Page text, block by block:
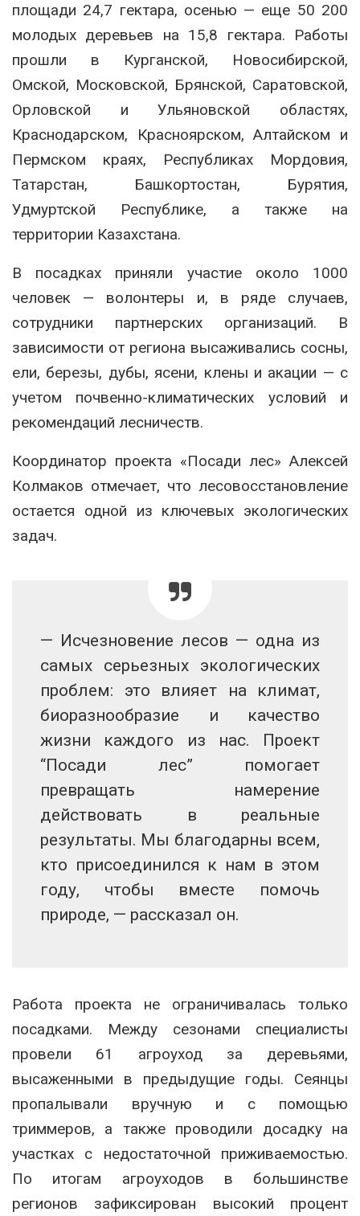
площади 24,7 гектара, осенью — еще 50 200
молодых деревьев на 15,8 гектара. Работы
прошли в Курганской, Новосибирской,
Омской, Московской, Брянской, Саратовской,
Орловской и Ульяновской областях,
Краснодарском, Красноярском, Алтайском и
Пермском краях, Республиках Мордовия,
Татарстан, Башкортостан, Бурятия,
Удмуртской Республике, а также на
территории Казахстана.
В посадках приняли участие около 1000
человек — волонтеры и, в ряде случаев,
сотрудники партнерских организаций. В
зависимости от региона высаживались сосны,
ели, березы, дубы, ясени, клены и акации — с
учетом почвенно-климатических условий и
рекомендаций лесничеств.
Координатор проекта «Посади лес» Алексей
Колмаков отмечает, что лесовосстановление
остается одной из ключевых экологических
задач.
— Исчезновение лесов — одна из
самых серьезных экологических
проблем: это влияет на климат,
биоразнообразие и качество
жизни каждого из нас. Проект
“Посади лес” помогает
превращать намерение
действовать в реальные
результаты. Мы благодарны всем,
кто присоединился к нам в этом
году, чтобы вместе помочь
природе, — рассказал он.
Работа проекта не ограничивалась только
посадками. Между сезонами специалисты
провели 61 агроуход за деревьями,
высаженными в предыдущие годы. Сеянцы
пропалывали вручную и с помощью
триммеров, а также проводили досадку на
участках с недостаточной приживаемостью.
По итогам агроуходов в большинстве
регионов зафиксирован высокий процент